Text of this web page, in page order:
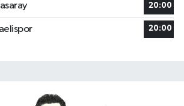
20:00
20:00